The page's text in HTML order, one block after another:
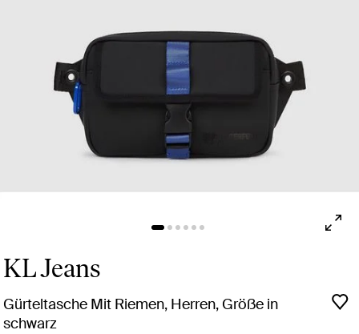
KL Jeans
Gürteltasche Mit Riemen, Herren, Größe in
schwarz